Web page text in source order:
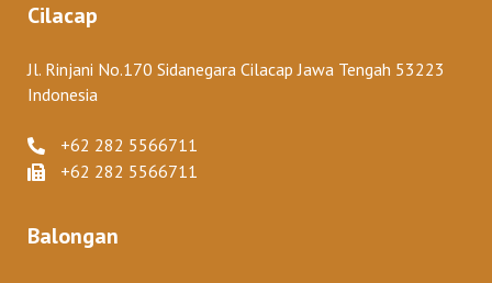
Cilacap
Jl. Rinjani No.170 Sidanegara Cilacap Jawa Tengah 53223
Indonesia
+62 282 5566711
+62 282 5566711
Balongan